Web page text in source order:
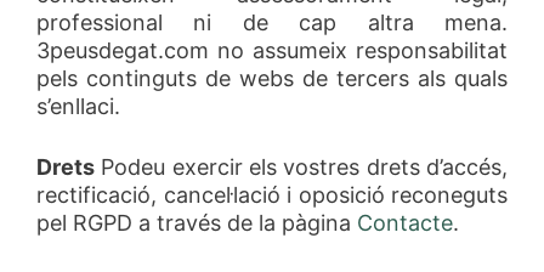
professional ni de cap altra mena.
3peusdegat.com no assumeix responsabilitat
pels continguts de webs de tercers als quals
s’enllaci.
Drets Podeu exercir els vostres drets d’accés,
rectificació, cancel·lació i oposició reconeguts
pel RGPD a través de la pàgina Contacte.